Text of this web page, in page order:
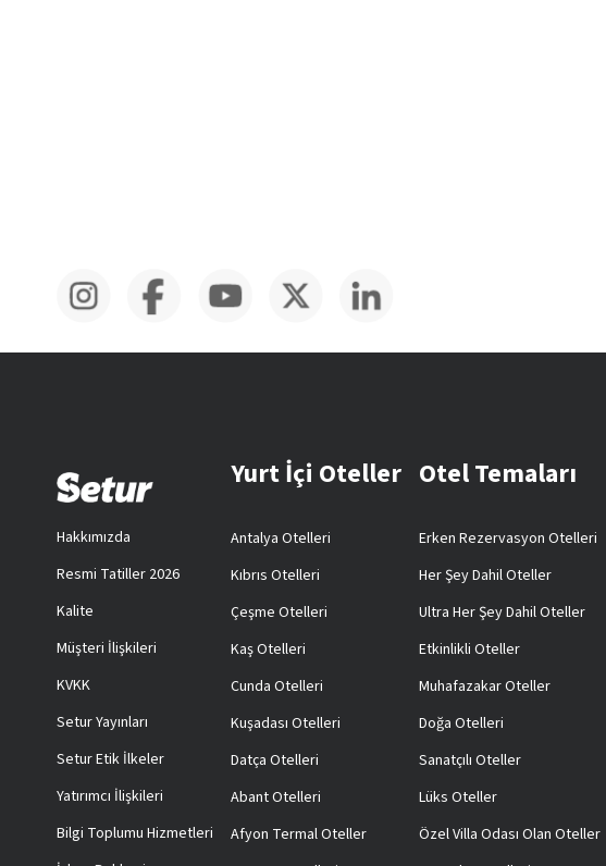
Hakkımızda
Resmi Tatiller 2026
Kalite
Müşteri İlişkileri
KVKK
Setur Yayınları
Setur Etik İlkeler
Yatırımcı İlişkileri
Bilgi Toplumu Hizmetleri
Yurt İçi Oteller
Antalya Otelleri
Kıbrıs Otelleri
Çeşme Otelleri
Kaş Otelleri
Cunda Otelleri
Kuşadası Otelleri
Datça Otelleri
Abant Otelleri
Afyon Termal Oteller
Otel Temaları
Erken Rezervasyon Otelleri
Her Şey Dahil Oteller
Ultra Her Şey Dahil Oteller
Etkinlikli Oteller
Muhafazakar Oteller
Doğa Otelleri
Sanatçılı Oteller
Lüks Oteller
Özel Villa Odası Olan Oteller